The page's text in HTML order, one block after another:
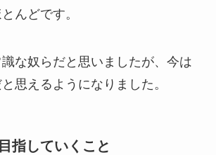
んどです。
な奴らだと思いましたが、今は
思えるようになりました。
指していくこと